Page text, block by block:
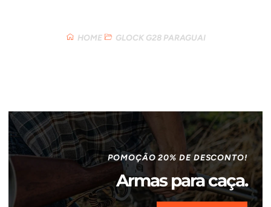
HOME GLOCK G28 PARAGUAI
POMOÇÃO 20% DE DESCONTO!
Armas para caça.